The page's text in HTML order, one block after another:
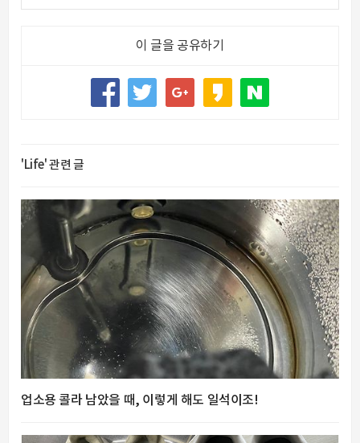
이 글을 공유하기
'Life' 관련 글
업소용 콜라 남았을 때, 이렇게 해도 일석이조!